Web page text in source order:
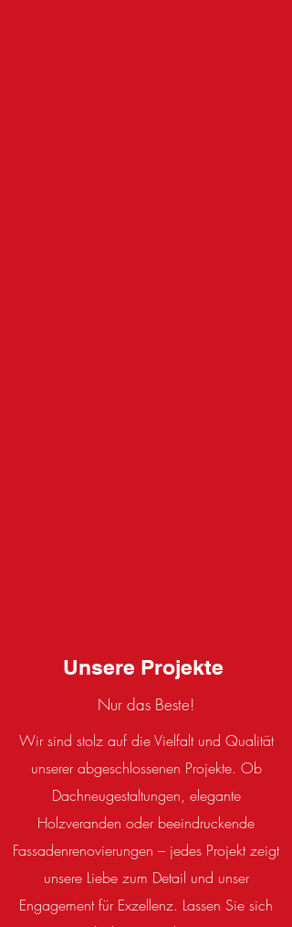
Unsere Projekte
Nur das Beste!
Wir sind stolz auf die Vielfalt und Qualität
unserer abgeschlossenen Projekte. Ob
Dachneugestaltungen, elegante
Holzveranden oder beeindruckende
Fassadenrenovierungen – jedes Projekt zeigt
unsere Liebe zum Detail und unser
Engagement für Exzellenz. Lassen Sie sich